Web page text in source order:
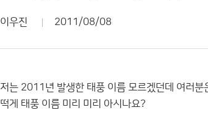
이우진 2011/08/08
저는 2011년 발생한 태풍 이름 모르겠던데 여러분
떡게 태풍 이름 미리 미리 아시나요?